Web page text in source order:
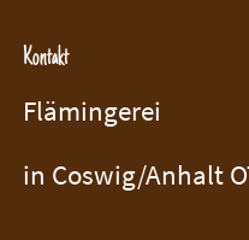
Kontakt
Flämingerei
in Coswig/Anhalt